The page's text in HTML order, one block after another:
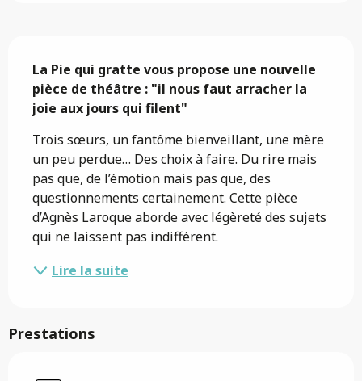
La Pie qui gratte vous propose une nouvelle
pièce de théâtre : "il nous faut arracher la
joie aux jours qui filent"
Trois sœurs, un fantôme bienveillant, une mère
un peu perdue… Des choix à faire. Du rire mais
pas que, de l’émotion mais pas que, des
questionnements certainement. Cette pièce
d’Agnès Laroque aborde avec légèreté des sujets
qui ne laissent pas indifférent.
Lire la suite
Prestations